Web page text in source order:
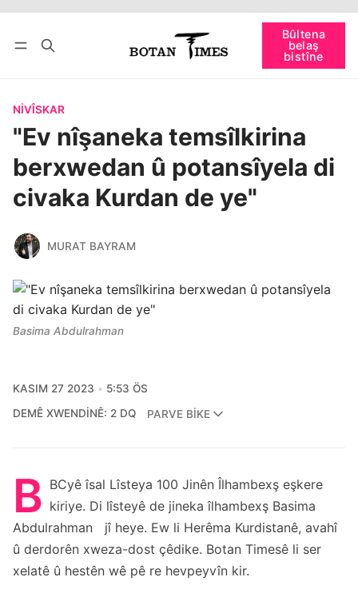
Bûltena
belaş
bistîne
bişopîne
NIVÎSKAR
"Ev nîşaneka temsîlkirina
berxwedan û potansîyela di
civaka Kurdan de ye"
MURAT BAYRAM
Basima Abdulrahman
KASIM 27 2023
5:53 ÖS
DEMÊ XWENDINÊ: 2 DQ
PARVE BIKE
B BCyê îsal Lîsteya 100 Jinên Îlhambexş eşkere
kiriye. Di lîsteyê de jineka îlhambexş Basima
Abdulrahman jî heye. Ew li Herêma Kurdistanê, avahî
û derdorên xweza-dost çêdike. Botan Timesê li ser
xelatê û hestên wê pê re hevpeyvîn kir.